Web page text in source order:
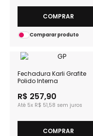
COMPRAR
Comparar produto
Fechadura Karli Grafite
Polido Interna
R$ 257,90
5x R$ 51,58
COMPRAR